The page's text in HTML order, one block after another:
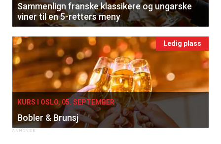
Sammenlign franske klassikere og ungarske
viner til en 5-retters meny
Ledig plass
KURS I OSLO, 05. SEPTEMBER
Bobler & Brunsj